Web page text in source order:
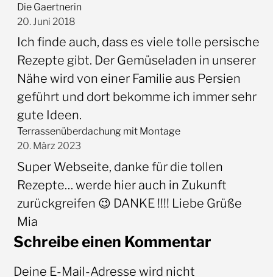
Die Gaertnerin
20. Juni 2018
Ich finde auch, dass es viele tolle persische
Rezepte gibt. Der Gemüseladen in unserer
Nähe wird von einer Familie aus Persien
geführt und dort bekomme ich immer sehr
gute Ideen.
Terrassenüberdachung mit Montage
20. März 2023
Super Webseite, danke für die tollen
Rezepte… werde hier auch in Zukunft
zurückgreifen 😉 DANKE !!!! Liebe Grüße
Mia
Schreibe einen Kommentar
Deine E-Mail-Adresse wird nicht